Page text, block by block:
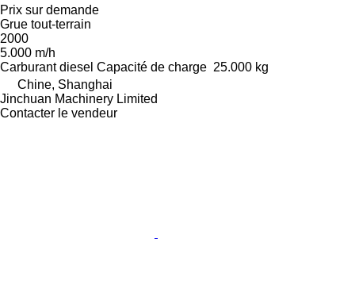
Prix sur demande
Grue tout-terrain
2000
5.000 m/h
Carburant diesel Capacité de charge 25.000 kg
Chine, Shanghai
Jinchuan Machinery Limited
Contacter le vendeur